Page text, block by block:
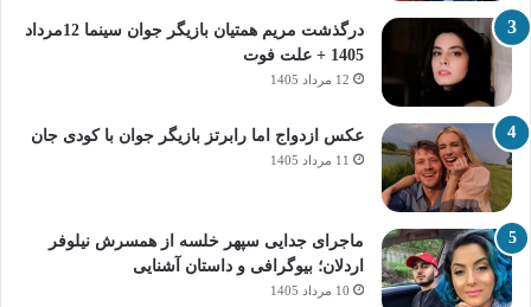
درگذشت مریم همتیان بازیگر جوان سینما 12مرداد
1405 + علت فوت
12 مرداد 1405
عکس ازدواج اما رابرتز بازیگر جوان با کودی جان
11 مرداد 1405
ماجرای جدایی سپهر خلسه از همسرش نیلوفر
اردلان؛ بیوگرافی و داستان آشنایی
10 مرداد 1405